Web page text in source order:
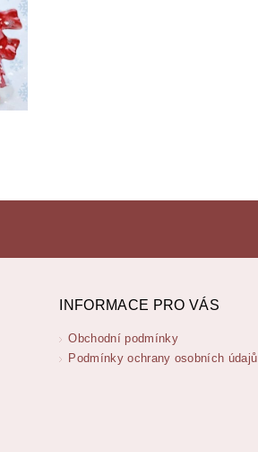
INFORMACE PRO VÁS
Obchodní podmínky
Podmínky ochrany osobních údajů